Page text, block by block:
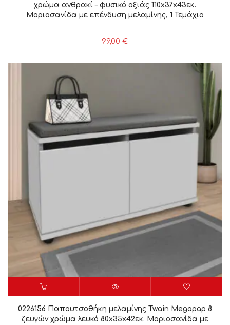
χρώμα ανθρακί – φυσικό οξιάς 110x37x43εκ.
Μοριοσανίδα με επένδυση μελαμίνης, 1 Τεμάχιο
99,00 €
0226156 Παπουτσοθήκη μελαμίνης Twain Megapap 8
ζευγών χρώμα λευκό 80x35x42εκ. Μοριοσανίδα με